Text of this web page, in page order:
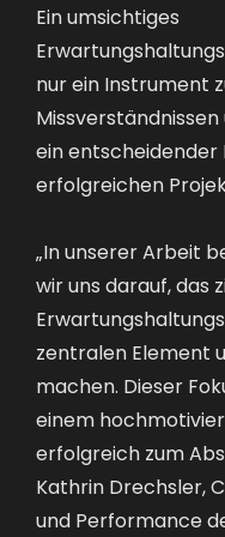
Ein umsichtiges
nur ein Instrument
ein entscheidender
erfolgreichen
„In unserer Arbeit
wir uns darauf, das
zentralen Element
machen. Dieser
einem
erfolgreich zum
Kathrin Drechsler,
und Performance